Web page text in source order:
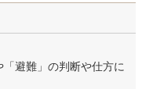
避難」の判断や仕方に